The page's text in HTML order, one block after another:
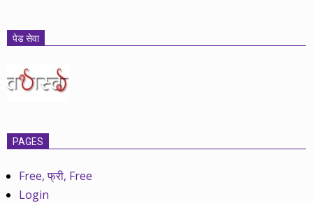
पेड सेवा
PAGES
Free, फ्री, Free
Login